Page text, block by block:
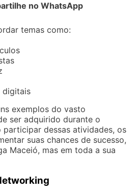
no WhatsApp
temas como:
digitais
exemplos do vasto
ser adquirido durante o
participar dessas atividades, os
suas chances de sucesso,
Maceió, mas em toda a sua